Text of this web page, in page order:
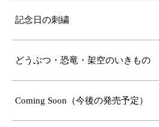
記念日の刺繍
どうぶつ・恐竜・架空のいきもの
Coming Soon（今後の発売予定）